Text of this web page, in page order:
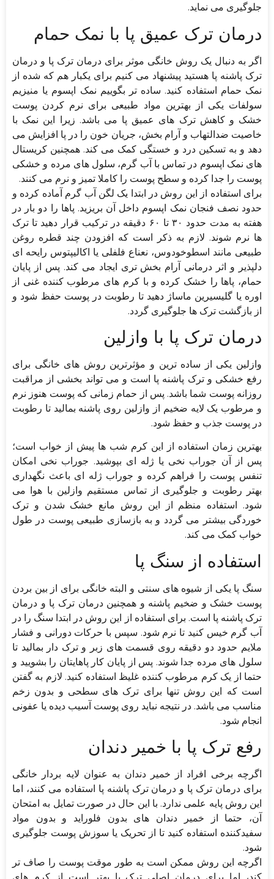
جلوگیری می نماید.
درمان ترک عمیق پا با نمک حمام
اگر به دنبال یک روش خانگی موثر برای درمان ترک پا و درمان
ترک پاشنه پا هستید پیشنهاد می کنیم برای یکبار هم که شده از
نمک حمام استفاده کنید. ساده تر بگوییم نمک اپسوم یا منیزیم
سولفات یکی از بهترین مواد طبیعی برای نرم کردن پوست
خشک و کاهش ترک های عمیق پا می باشد. زیرا این نمک با
خاصیت ضدالتهاب و آرام بخش، جریان خون را در پا افزایش می
دهد و به تسکین درد و خستگی کمک می کند. همچنین کریستال
های نمک اپسوم در تماس با آب گرم، سلول های مرده و خشکی
پوست را جدا کرده و سطح پوست را کاملا تمیز و نرم می کنند.
برای استفاده از این روش در ابتدا یک لگن آب گرم آماده کرده و
حدود نصف فنجان نمک اپسوم داخل آن بریزید. پاها را دو بار در
هفته به مدت حدود ۳۰ تا ۶۰ دقیقه در ترکیب قرار دهید تا ترک
ها نرم شوند. لازم به ذکر است که افزودن چند قطره روغن
طبیعی مانند اسطوخودوس، نعناع فلفلی یا اکالیپتوس رایحه ای
دلپذیر و اثر درمانی آرام بخش تری ایجاد می کند. پس از پایان
حمام، پاها را خشک کرده و با کرم های مرطوب کننده غنی از
اوره یا گلیسیرین ماساژ دهید تا رطوبت در پوست حفظ شود و
از بازگشت ترک ها جلوگیری گردد.
درمان ترک پا با وازلین
وازلین یکی از ساده ترین و مؤثرترین روش های خانگی برای
رفع خشکی و ترک پاشنه پا است و می تواند بخشی از مراقبت
روزانه پوست شما باشد. پس از حمام زمانی که پوست هنوز نرم
و مرطوب یک لایه ضخیم از وازلین روی پاشنه بمالید تا رطوبت
در پوست جذب و حفظ شود.
بهترین زمان استفاده از این کرم شب ها پیش از خواب است؛
پس از آن جوراب نخی یا ژله ای بپوشید. جوراب نخی امکان
تنفس پوست را فراهم کرده و جوراب ژله ای باعث نگهداری
بهتر رطوبت و جلوگیری از تماس مستقیم وازلین با هوا می
شود. استفاده منظم از این روش مانع خشک شدن و ترک
خوردگی بیشتر می گردد و به بازسازی طبیعی پوست در طول
خواب کمک می کند.
استفاده از سنگ پا
سنگ پا یکی از شیوه های سنتی و البته خانگی برای از بین بردن
پوست خشک و ضخیم پاشنه و همچنین درمان ترک پا و درمان
ترک پاشنه پا است. برای استفاده از این روش در ابتدا سنگ را در
آب گرم خیس کنید تا نرم شود. سپس با حرکات دورانی و فشار
ملایم حدود دو دقیقه روی قسمت های زبر و ترک دار بمالید تا
سلول های مرده جدا شوند. پس از پایان کار پاهایتان را بشویید و
حتما از یک کرم مرطوب کننده غلیظ استفاده کنید. لازم به گفتن
است که این روش تنها برای ترک های سطحی و بدون زخم
مناسب می باشد. در نتیجه نباید روی پوست آسیب دیده یا عفونی
انجام شود.
رفع ترک پا با خمیر دندان
اگرچه برخی افراد از خمیر دندان به عنوان لایه بردار خانگی
برای درمان ترک پا و درمان ترک پاشنه پا استفاده می کنند، اما
این روش پایه علمی ندارد. با این حال در صورت تمایل به امتحان
آن، حتما از خمیر دندان های بدون فلوراید و بدون مواد
سفیدکننده استفاده کنید تا از تحریک یا سوزش پوست جلوگیری
شود.
اگرچه این روش ممکن است به طور موقت پوست را صاف تر